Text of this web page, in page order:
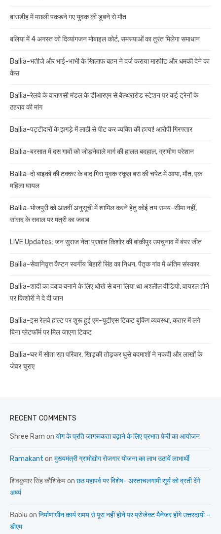
बांसडीह में मछली पकड़ने गए युवक की डूबने से मौत
बलिया में 4 अगस्त को दिव्यांगजन मोबाइल कोर्ट, समस्याओं का तुरंत मिलेगा समाधान
Ballia-भतीजे और भाई-भाभी के खिलाफ बहन ने दर्ज कराया मारपीट और धमकी देने का
केस
Ballia-रेलवे के वाराणसी मंडल के डीआरएम से बेल्थरारोड स्टेशन पर कई ट्रेनों के
ठहराव की मांग
Ballia-पट्टीदारों के झगड़े में लाठी से पीट कर व्यक्ति की हत्या! आरोपी गिरफ्तार
Ballia-बरसात में दस गावों को जोड़नेवाले मार्ग की हालत बदहाल, ग्रामीण परेशान
Ballia-दो बाइकों की टक्कर के बाद गिरा युवक स्कूल बस की चपेट में आया, मौत, एक
महिला घायल
Ballia-भोजपुरी को आठवीं अनुसूची में शामिल करने हेतु कोई तय समय-सीमा नहीं,
सांसद के सवाल पर मंत्री का जवाब
LIVE Updates: जन सुराज नेता प्रशांत किशोर की बांकीपुर उपचुनाव में बंपर जीत
Ballia-सेवानिवृत्त कैप्टन स्वर्गीय बिहारी सिंह का निधन, पैतृक गांव में अंतिम संस्कार
Ballia-शादी का दबाव बनाने के लिए धोखे से बना लिया था अश्लील वीडियो, वायरल होने
पर किशोरी ने दे दी जान
Ballia-इस रेलवे हाल्ट पर शुरू हुई एम-यूटीएस टिकट बुकिंग व्यवस्था, कतार में लगे
बिना प्लेटफॉर्म पर मिल जाएगा टिकट
Ballia-घर में सोता रहा परिवार, खिड़की तोड़कर घुसे बदमाशों ने नकदी और लाखों के
जेवर चुराए
RECENT COMMENTS
Shree Ram on योग के प्रति जागरूकता बढ़ाने के लिए प्रभात फेरी का आयोजन
Ramakant on मुख्यमंत्री ग्रामोद्योग रोजगार योजना का लाभ उठायें लाभार्थी
शिवकुमार सिंह कौशिकेयon छठ महापर्व पर विशेष- अस्ताचलगामी सूर्य को व्रती देंगे
अर्घ्य
Bablu on निर्माणाधीन कार्य समय से पूरा नहीं होने पर प्रोजेक्ट मैनेजर होंगे उत्तरदायी –
डीएम